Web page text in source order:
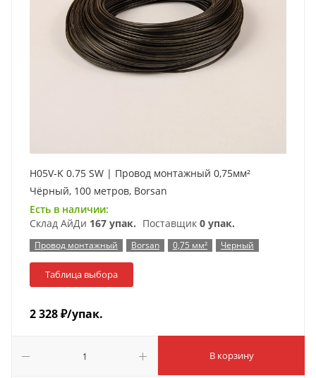
H05V-K 0.75 SW | Провод монтажный 0,75мм²
Чёрный, 100 метров, Borsan
Есть в наличии:
Склад АйДи 167 упак. Поставщик 0 упак.
Провод монтажный Borsan 0,75 мм² Черный
Таблица выбора
2 328₽/упак.
В корзину